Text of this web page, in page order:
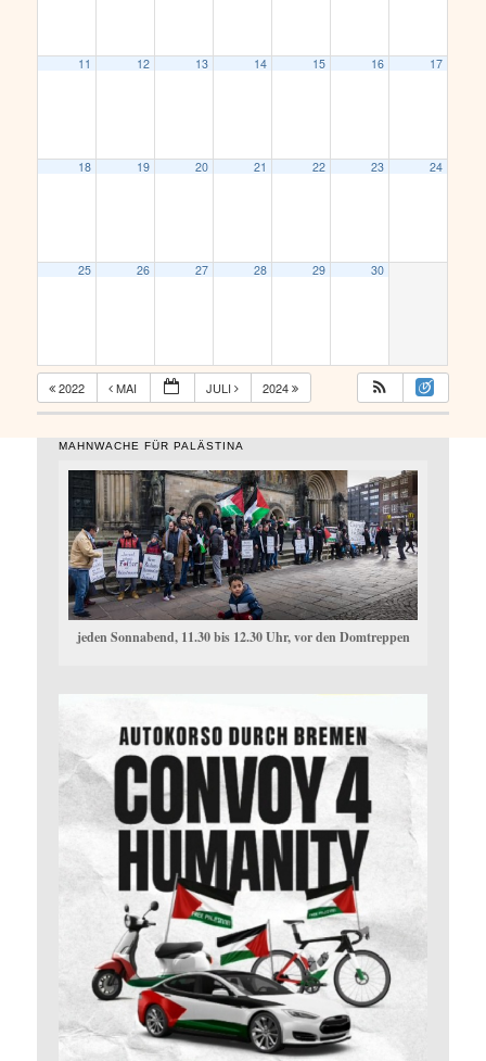
11 12 13 14 15 16 17
18 19 20 21 22 23 24
25 26 27 28 29 30
2022 MAI JULI 2024
MAHNWACHE FÜR PALÄSTINA
jeden Sonnabend, 11.30 bis 12.30 Uhr, vor den Domtreppen